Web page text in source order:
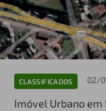
CLASSIFICADOS 02/
Imóvel Urbano em